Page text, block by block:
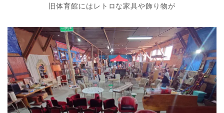
旧体育館にはレトロな家具や飾り物が